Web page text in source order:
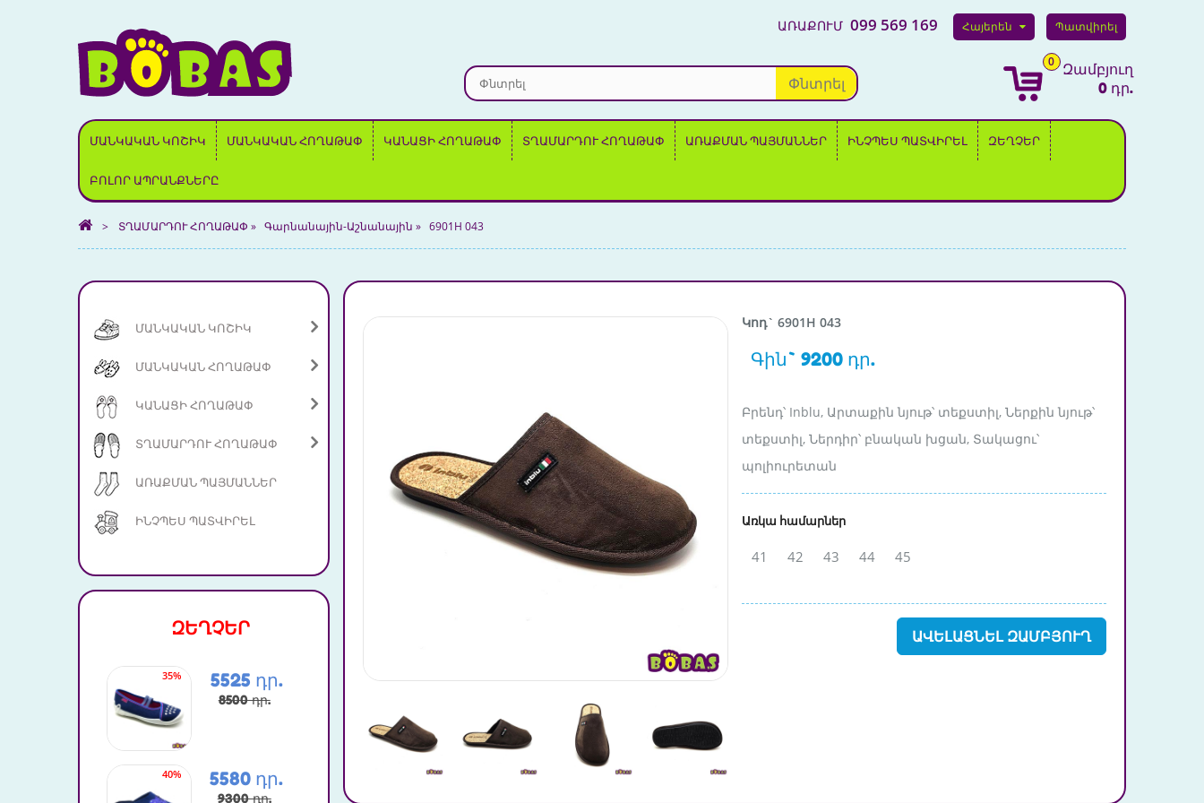
ԱՌԱՔՈՒՄ 099 569 169 Հայերեն Պատվիրել
Փնտրել
0 Զամբյուղ
0 դր.
ՄԱՆԿԱԿԱՆ ԿՈՇԻԿ ՄԱՆԿԱԿԱՆ ՀՈՂԱԹԱՓ ԿԱՆԱՑԻ ՀՈՂԱԹԱՓ ՏՂԱՄԱՐԴՈՒ ՀՈՂԱԹԱՓ ԱՌԱՔՄԱՆ ՊԱՅՄԱՆՆԵՐ ԻՆՉՊԵՍ ՊԱՏՎԻՐԵԼ ԶԵՂՉԵՐ
ԲՈԼՈՐ ԱՊՐԱՆՔՆԵՐԸ
> ՏՂԱՄԱՐԴՈՒ ՀՈՂԱԹԱՓ » Գարնանային-Աշնանային » 6901H 043
ՄԱՆԿԱԿԱՆ ԿՈՇԻԿ
ՄԱՆԿԱԿԱՆ ՀՈՂԱԹԱՓ
ԿԱՆԱՑԻ ՀՈՂԱԹԱՓ
ՏՂԱՄԱՐԴՈՒ ՀՈՂԱԹԱՓ
ԱՌԱՔՄԱՆ ՊԱՅՄԱՆՆԵՐ
ԻՆՉՊԵՍ ՊԱՏՎԻՐԵԼ
ԶԵՂՉԵՐ
35% 5525 դր.
8500 դր.
40% 5580 դր.
9300 դր.
25% 4500 դր.
7650 դր.
Կոդ` 6901H 043
Գին` 9200 դր.
Բրենդ՝ Inblu, Արտաքին նյութ՝ տեքստիլ, Ներքին նյութ՝
տեքստիլ, Ներդիր՝ բնական խցան, Տակացու՝
պոլիուրետան
Առկա համարներ
41 42 43 44 45
ԱՎԵԼԱՑՆԵԼ ԶԱՄԲՅՈՒՂ